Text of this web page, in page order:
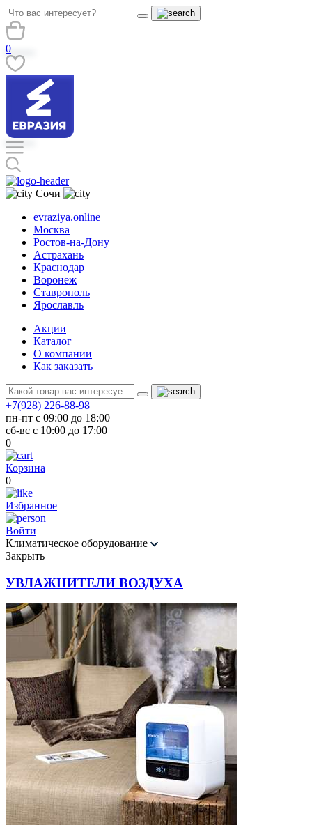
0
Сочи
evraziya.online
Москва
Ростов-на-Дону
Астрахань
Краснодар
Воронеж
Ставрополь
Ярославль
Акции
Каталог
О компании
Как заказать
+7(928) 226-88-98
пн-пт с 09:00 до 18:00
сб-вс с 10:00 до 17:00
0
Корзина
0
Избранное
Войти
Климатическое оборудование
Закрыть
УВЛАЖНИТЕЛИ ВОЗДУХА